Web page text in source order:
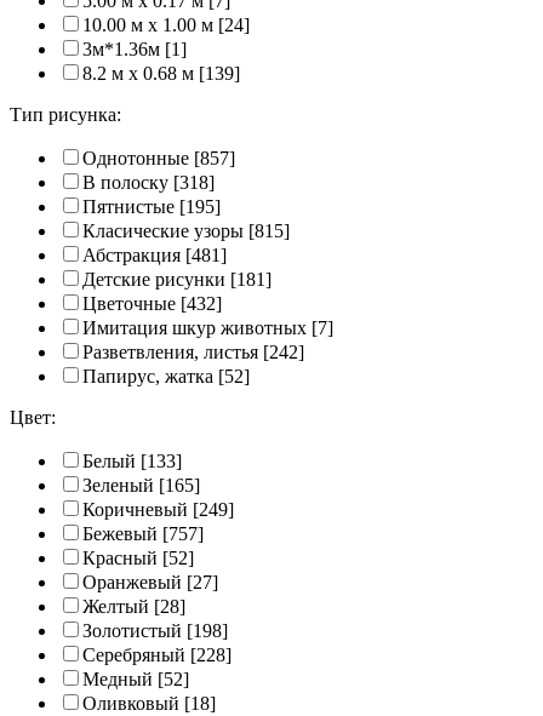
10.00 м x 1.00 м [24]
3м*1.36м [1]
8.2 м x 0.68 м [139]
Тип рисунка:
Однотонные [857]
В полоску [318]
Пятнистые [195]
Класические узоры [815]
Абстракция [481]
Детские рисунки [181]
Цветочные [432]
Имитация шкур животных [7]
Разветвления, листья [242]
Папирус, жатка [52]
Цвет:
Белый [133]
Зеленый [165]
Коричневый [249]
Бежевый [757]
Красный [52]
Оранжевый [27]
Желтый [28]
Золотистый [198]
Серебряный [228]
Медный [52]
Оливковый [18]